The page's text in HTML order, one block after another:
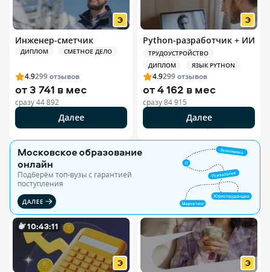
Инженер-сметчик
ДИПЛОМ СМЕТНОЕ ДЕЛО
4.9299отзывов
от3 741 в мес
сразу44 892
Далее
Python-разработчик + ИИ
ТРУДОУСТРОЙСТВО
ДИПЛОМ
ЯЗЫК PYTHON
4.9299отзывов
от4 162 в мес
сразу84 915
Далее
Московское образование
онлайн
Подберём топ-вузы c гарантией
поступления
ДАЛЕЕ
10:43:10